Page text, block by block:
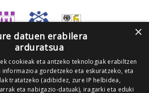
×
datuen erabilera
arduratsua
cookieak eta antzeko teknologiak erabiltzen
informazioa gordetzeko eta eskuratzeko, eta
tratatzeko (adibidez, zure IP helbidea,
eta nabigazio-datuak), iragarki eta eduki